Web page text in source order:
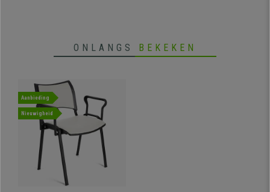
ONLANGS BEKEKEN
Aanbieding
Nieuwigheid